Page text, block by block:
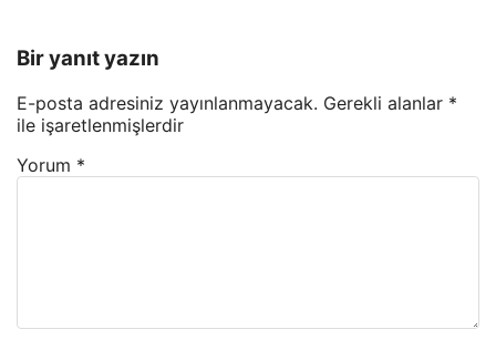
Bir yanıt yazın
E-posta adresiniz yayınlanmayacak. Gerekli alanlar *
ile işaretlenmişlerdir
Yorum *